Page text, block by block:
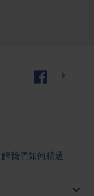
解我們如何精選